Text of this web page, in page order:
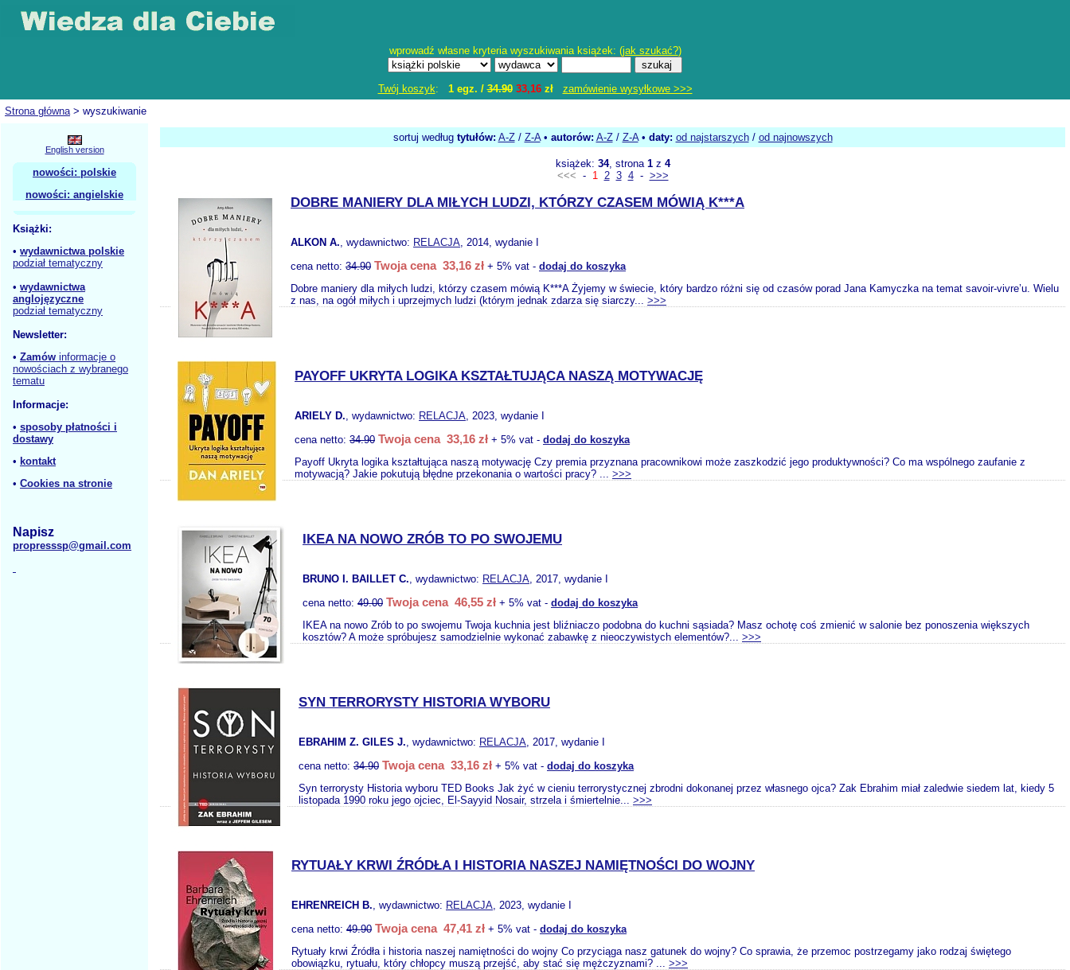
wprowadź własne kryteria wyszukiwania książek: (jak szukać?)
Twój koszyk: 1 egz. /34.90 33,16zł
zamówienie wysyłkowe >>>
Strona główna> wyszukiwanie
English version
nowości: polskie
nowości: angielskie
Książki:
• wydawnictwa polskie
podział tematyczny
• wydawnictwa
anglojęzyczne
podział tematyczny
Newsletter:
• Zamów informacje o
nowościach z wybranego
tematu
Informacje:
• sposoby płatności i
dostawy
• kontakt
• Cookies na stronie
Napisz
propresssp@gmail.com
sortuj według tytułów: A-Z/ Z-A• autorów: A-Z/ Z-A• daty: od najstarszych/ od najnowszych
książek: 34, strona 1z 4
<<< - 1 2 3 4- >>>
DOBRE MANIERY DLA MIŁYCH LUDZI, KTÓRZY CZASEM MÓWIĄ K***A
ALKON A., wydawnictwo: RELACJA, 2014, wydanie I
cena netto: 34.90 Twoja cena 33,16 zł + 5% vat - dodaj do koszyka
Dobre maniery dla miłych ludzi, którzy czasem mówią K***A Żyjemy w świecie, który bardzo różni się od czasów porad Jana Kamyczka na temat savoir-vivre’u. Wielu
z nas, na ogół miłych i uprzejmych ludzi (którym jednak zdarza się siarczy... >>>
PAYOFF UKRYTA LOGIKA KSZTAŁTUJĄCA NASZĄ MOTYWACJĘ
ARIELY D., wydawnictwo: RELACJA, 2023, wydanie I
cena netto: 34.90 Twoja cena 33,16 zł + 5% vat - dodaj do koszyka
Payoff Ukryta logika kształtująca naszą motywację Czy premia przyznana pracownikowi może zaszkodzić jego produktywności? Co ma wspólnego zaufanie z
motywacją? Jakie pokutują błędne przekonania o wartości pracy? ... >>>
IKEA NA NOWO ZRÓB TO PO SWOJEMU
BRUNO I. BAILLET C., wydawnictwo: RELACJA, 2017, wydanie I
cena netto: 49.00 Twoja cena 46,55 zł + 5% vat - dodaj do koszyka
IKEA na nowo Zrób to po swojemu Twoja kuchnia jest bliźniaczo podobna do kuchni sąsiada? Masz ochotę coś zmienić w salonie bez ponoszenia większych
kosztów? A może spróbujesz samodzielnie wykonać zabawkę z nieoczywistych elementów?... >>>
SYN TERRORYSTY HISTORIA WYBORU
EBRAHIM Z. GILES J., wydawnictwo: RELACJA, 2017, wydanie I
cena netto: 34.90 Twoja cena 33,16 zł + 5% vat - dodaj do koszyka
Syn terrorysty Historia wyboru TED Books Jak żyć w cieniu terrorystycznej zbrodni dokonanej przez własnego ojca? Zak Ebrahim miał zaledwie siedem lat, kiedy 5
listopada 1990 roku jego ojciec, El-Sayyid Nosair, strzela i śmiertelnie... >>>
RYTUAŁY KRWI ŹRÓDŁA I HISTORIA NASZEJ NAMIĘTNOŚCI DO WOJNY
EHRENREICH B., wydawnictwo: RELACJA, 2023, wydanie I
cena netto: 49.90 Twoja cena 47,41 zł + 5% vat - dodaj do koszyka
Rytuały krwi Źródła i historia naszej namiętności do wojny Co przyciąga nasz gatunek do wojny? Co sprawia, że przemoc postrzegamy jako rodzaj świętego
obowiązku, rytuału, który chłopcy muszą przejść, aby stać się mężczyznami? ... >>>